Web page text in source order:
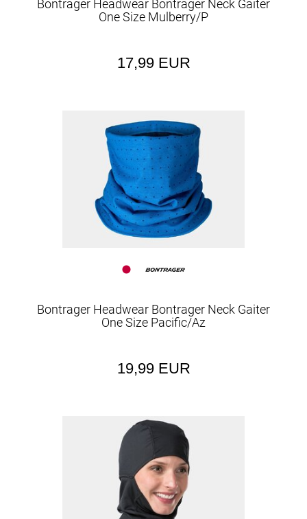
Bontrager Headwear Bontrager Neck Gaiter
One Size Mulberry/P
17,99 EUR
Bontrager Headwear Bontrager Neck Gaiter
One Size Pacific/Az
19,99 EUR